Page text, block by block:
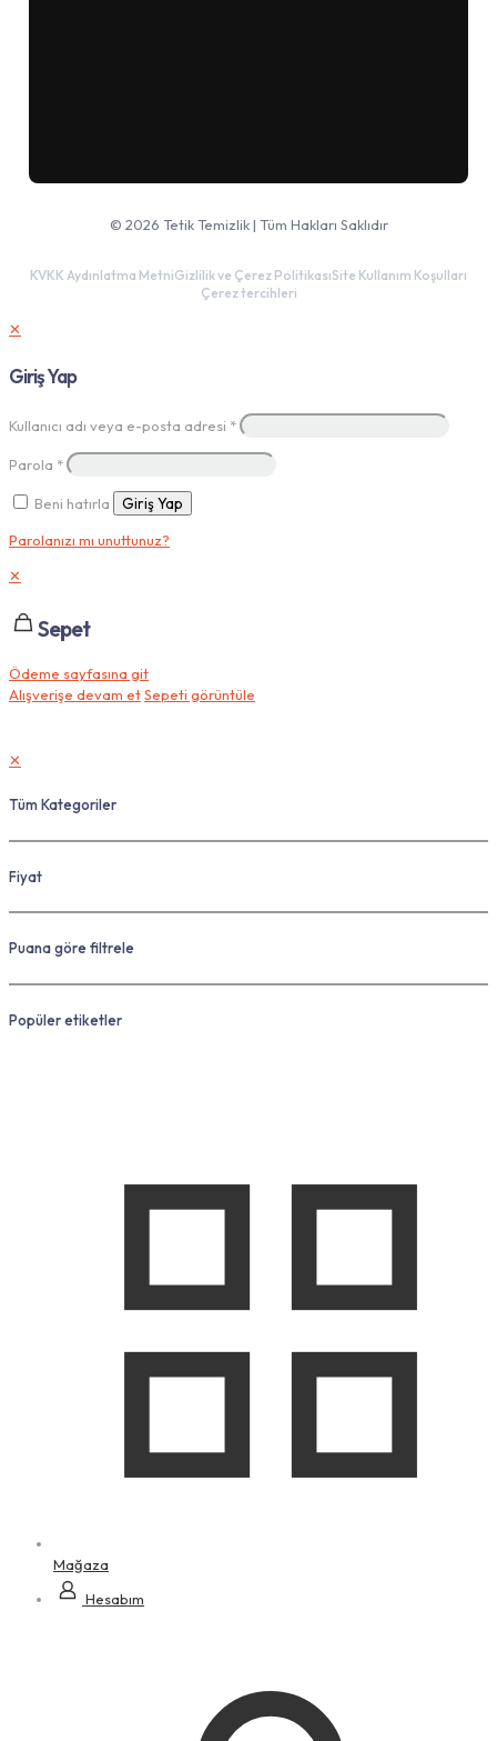
© 2026 Tetik Temizlik | Tüm Hakları Saklıdır
KVKK Aydınlatma MetniGizlilik ve Çerez PolitikasıSite Kullanım Koşulları
Çerez tercihleri
✕
Giriş Yap
Kullanıcı adı veya e-posta adresi *
Parola *
Beni hatırla Giriş Yap
Parolanızı mı unuttunuz?
✕
Sepet
Ödeme sayfasına git
Alışverişe devam etSepeti görüntüle
✕
Tüm Kategoriler
Fiyat
Puana göre filtrele
Popüler etiketler
Mağaza
Hesabım